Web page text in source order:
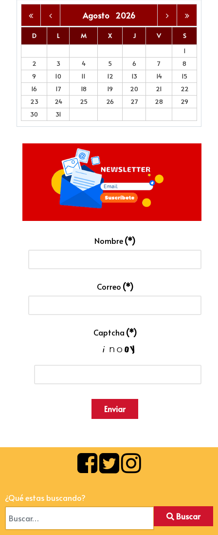
Agosto 2026
D L M X J V
S
1
2
3 4 5 6 7
8
9
10 11 12 13 14
15
16
17 18 19 20 21
22
23
24 25 26 27 28
29
30
31
Nombre(*)
Correo (*)
Captcha (*)
Enviar
¿Qué estas buscando?
Buscar